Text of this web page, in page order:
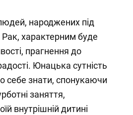
народжених під
Рак, характерним буде
прагнення до
Юнацька сутність
себе знати, спонукаючи
заняття,
внутрішній дитині